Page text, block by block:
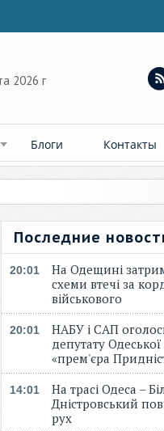
2026 г
Блоги Контакты
Последние
20:01
На Одещині
схеми втечі за
військового
20:01
НАБУ і САП
депутату
«прем'єра
14:01
На трасі Одеса –
Дністровський
рух